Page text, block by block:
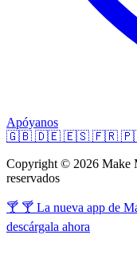
Apóyanos
🇬🇧 🇩🇪 🇪🇸 🇫🇷
Copyright © 2026 Make
reservados
🍸 🍸 La nueva app de
descárgala ahora